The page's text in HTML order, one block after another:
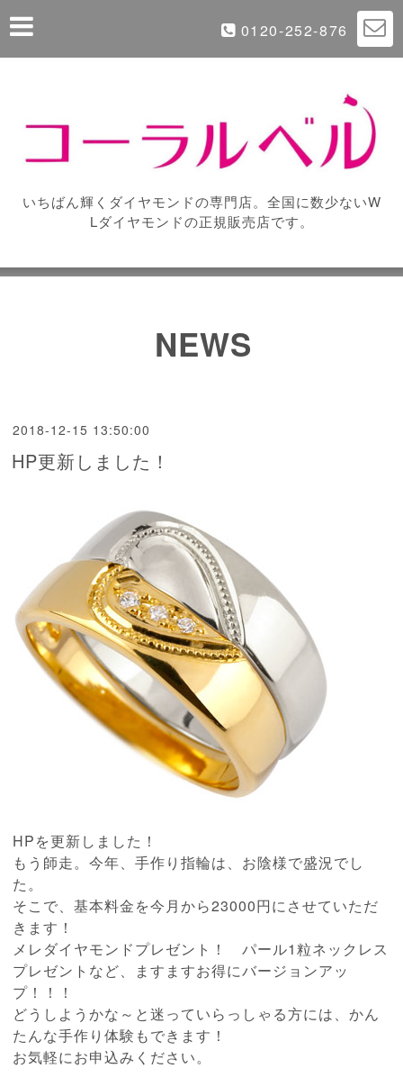
0120-252-876
いちばん輝くダイヤモンドの専門店。全国に数少ないW
Lダイヤモンドの正規販売店です。
NEWS
2018-12-15 13:50:00
HP更新しました！
HPを更新しました！
もう師走。今年、手作り指輪は、お陰様で盛況でし
た。
そこで、基本料金を今月から23000円にさせていただ
きます！
メレダイヤモンドプレゼント！ パール1粒ネックレス
プレゼントなど、ますますお得にバージョンアッ
プ！！！
どうしようかな～と迷っていらっしゃる方には、かん
たんな手作り体験もできます！
お気軽にお申込みください。